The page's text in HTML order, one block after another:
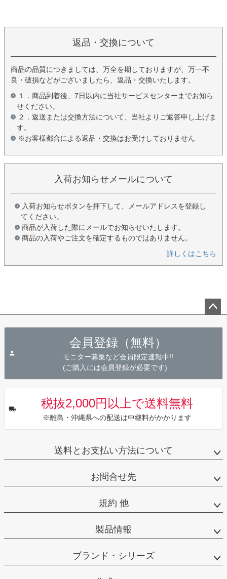
返品・交換について
商品の品質につきましては、万全を期しておりますが、万一不
良・破損などがございましたら、返品・交換いたします。
１．商品到着後、7日以内に当社サービスセンターまでお知ら
せください。
２．返送または交換方法について、当社よりご返答申し上げま
す。
※お客様都合による返品・交換はお受けしておりません
入荷お知らせメールについて
入荷お知らせボタンを押下して、メールアドレスを登録し
てください。
商品が入荷した際にメールでお知らせいたします。
商品の入荷やご注文を確定するものではありません。
詳しくはこちら
会員登録（無料）
モニター募集など会員限定速報中!!
(ご購入には会員登録が必要です)
税抜2,000円以上で送料無料
※離島・沖縄県への配送は中継料がかかります
送料とお支払い方法について
お問合せ先
規約 他
製品情報
ブランド・シリーズ